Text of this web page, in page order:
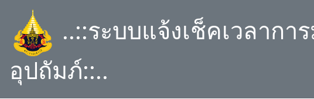
..::ระบบแจ้งเช็คเวลากา
อุปถัมภ์::..